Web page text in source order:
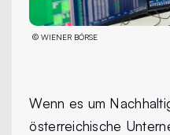
©WIENER BÖRSE
Wenn es um
österreichische